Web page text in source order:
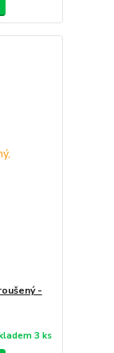
-
3 ks